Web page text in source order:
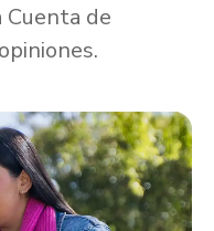
Cuenta de